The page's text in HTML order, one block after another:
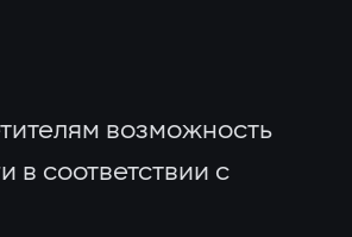
возможность
соответствии с